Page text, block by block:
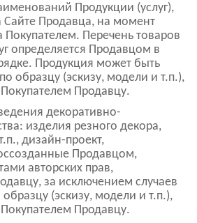
Продукции (услуг),
Сайте Продавца, на момент
Перечень товаров
определяется Продавцом в
Продукция может быть
образцу (эскизу, модели и т.п.),
Продавцу.
декоративно-
изделия резного декора,
дизайн-проект,
Продавцом,
авторских прав,
за исключением случаев
(эскизу, модели и т.п.),
Продавцу.